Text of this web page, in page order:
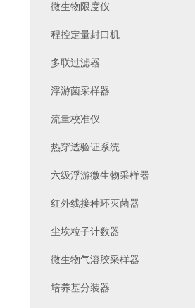
微生物限度仪
程控定量封口机
多联过滤器
浮游菌采样器
流量校准仪
热穿透验证系统
六级浮游微生物采样器
红外线接种环灭菌器
尘埃粒子计数器
微生物气溶胶采样器
培养基分装器